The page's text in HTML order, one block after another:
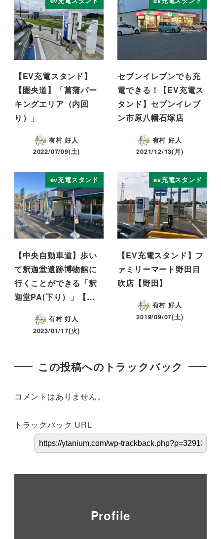
【EV充電スタンド】
【圏央道】「菖蒲パー
キングエリア（内回
り）」
有村 好人
2022/07/09(土)
セブンイレブンでも充
電できる！【EV充電ス
タンド】セブンイレブ
ン市原八幡石塚店
有村 好人
2021/12/13(月)
ev充電スタンド
【中央自動車道】歩い
て釈迦堂遺跡博物館に
行くことができる「釈
迦堂PA(下り）」【…
有村 好人
2023/01/17(火)
ev充電スタンド
【EV充電スタンド】フ
ァミリーマート野田目
吹店【野田】
有村 好人
2019/09/07(土)
この投稿へのトラックバック
コメントはありません。
トラックバック URL
Profile